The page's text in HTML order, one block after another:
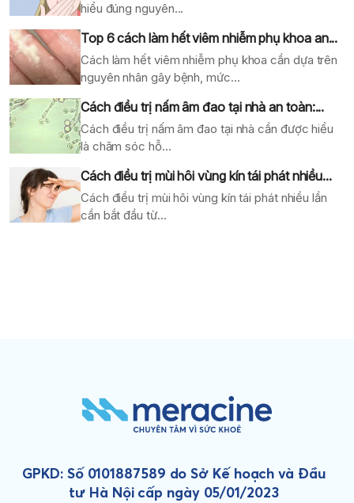
hiểu đúng nguyên...
Top 6 cách làm hết viêm nhiễm phụ khoa an...
Cách làm hết viêm nhiễm phụ khoa cần dựa trên
nguyên nhân gây bệnh, mức...
Cách điều trị nấm âm đao tại nhà an toàn:...
Cách điều trị nấm âm đao tại nhà cần được hiểu
là chăm sóc hỗ...
Cách điều trị mùi hôi vùng kín tái phát nhiều...
Cách điều trị mùi hôi vùng kín tái phát nhiều lần
cần bắt đầu từ...
GPKD: Số 0101887589 do Sở Kế hoạch và Đầu
tư Hà Nội cấp ngày 05/01/2023